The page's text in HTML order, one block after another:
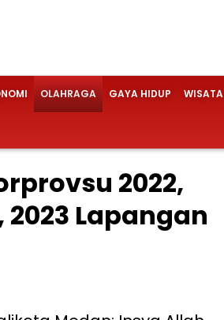
OLAHRAGA GAYA HIDUP WISATA
2022,
Lapangan